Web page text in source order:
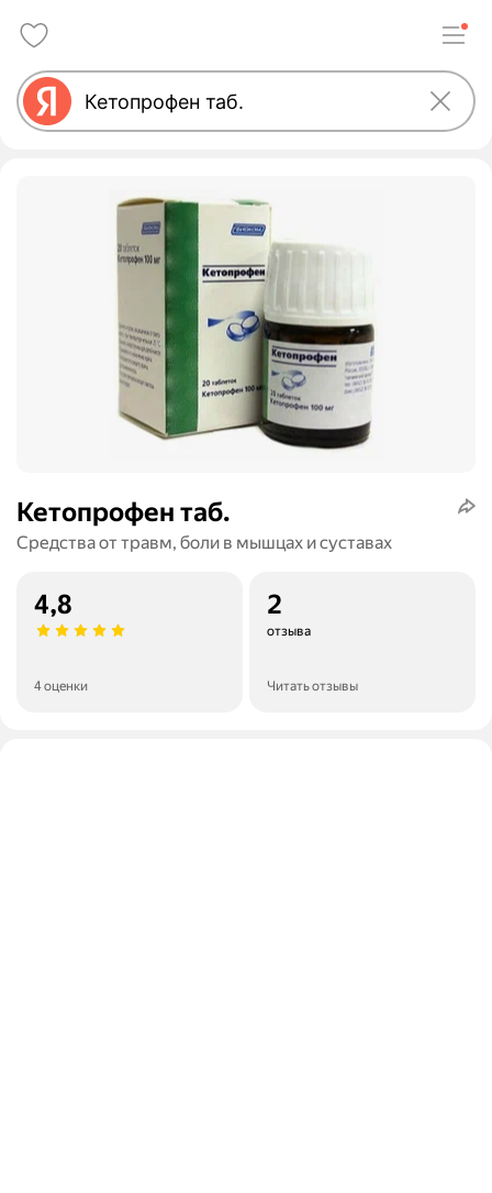
Кетопрофен таб.
Средства от травм, боли в мышцах и суставах
4,8
4 оценки
2
отзыва
Читать отзывы